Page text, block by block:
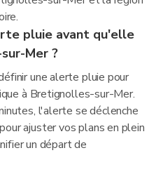
pluie avant qu'elle
Mer ?
une alerte pluie pour
à Bretignolles-sur-Mer.
l'alerte se déclenche
ajuster vos plans en plein
un départ de